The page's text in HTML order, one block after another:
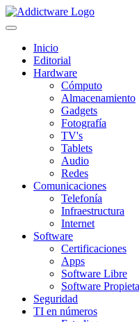
Inicio
Editorial
Hardware
Cómputo
Almacenamiento
Gadgets
Fotografía
TV's
Tablets
Audio
Redes
Comunicaciones
Telefonía
Infraestructura
Internet
Software
Certificaciones
Apps
Software Libre
Software
Seguridad
TI en números